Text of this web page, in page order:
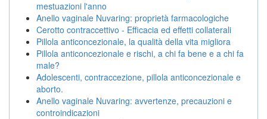
mestuazioni l'anno
Anello vaginale Nuvaring: proprietà farmacologiche
Cerotto contraccettivo - Efficacia ed effetti collaterali
Pillola anticoncezionale, la qualità della vita migliora
Pillola anticoncezionale e rischi, a chi fa bene e a chi fa
male?
Adolescenti, contraccezione, pillola anticoncezionale e
aborto.
Anello vaginale Nuvaring: avvertenze, precauzioni e
controindicazioni